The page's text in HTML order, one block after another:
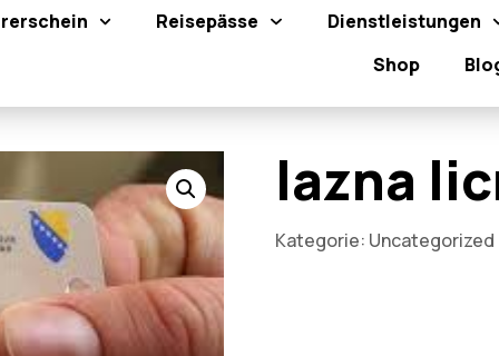
Reisepässe
Dienstleistungen
Shop
lazna
Kategorie: Uncategorized